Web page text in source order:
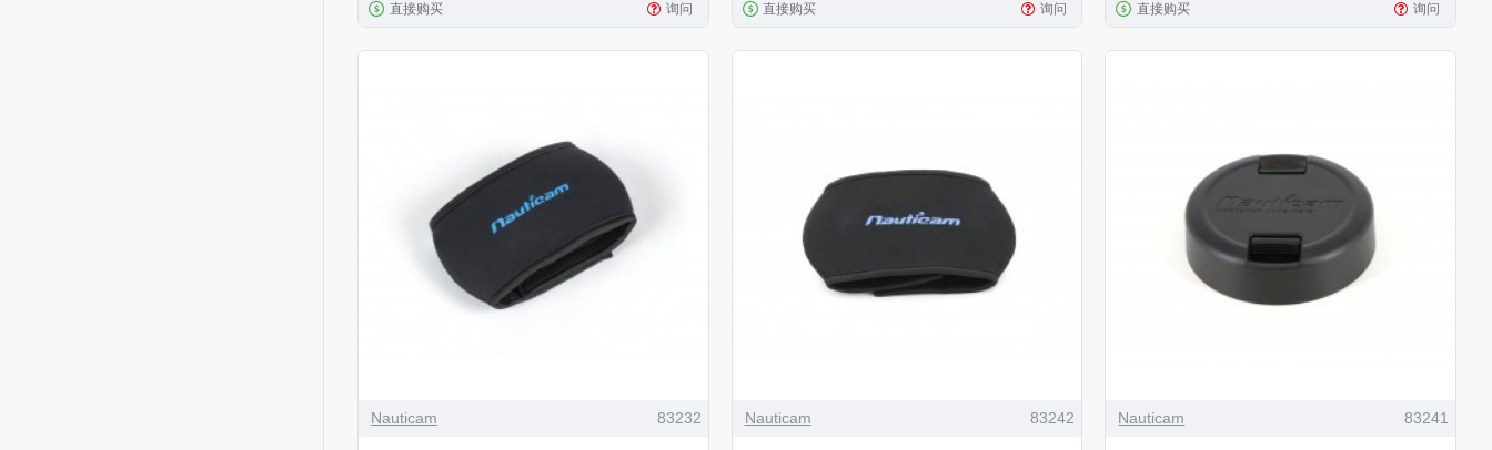
直接购买 询问 直接购买 询问 直接购买 询问
Nauticam 83232 Nauticam 83242 Nauticam 83241